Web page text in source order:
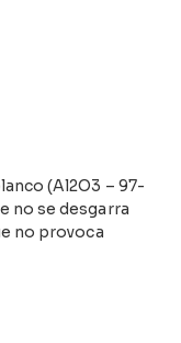
(Al2O3 – 97-
no se desgarra
no provoca